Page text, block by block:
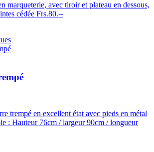
marqueterie, avec tiroir et plateau en dessous,
cédée Frs.80.--
trempé en excellent état avec pieds en métal
: Hauteur 76cm / largeur 90cm / longueur